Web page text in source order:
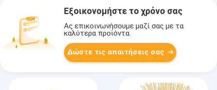
Εξοικονομήστε το χρόνο σας
Ας επικοινωνήσουμε μαζί σας με τα
καλύτερα προϊόντα.
Δώστε τις απαιτήσεις σας